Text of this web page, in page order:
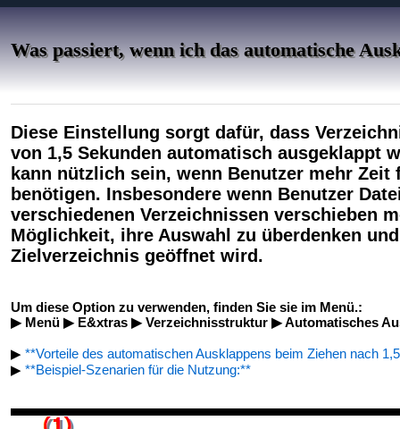
Was passiert, wenn ich das automatische
Diese Einstellung sorgt dafür, dass
von 1,5 Sekunden automatisch ausgeklappt
kann nützlich sein, wenn Benutzer mehr
benötigen. Insbesondere wenn Benutzer
verschiedenen Verzeichnissen verschieben
Möglichkeit, ihre Auswahl zu überdenken
Zielverzeichnis geöffnet wird.
Um diese Option zu verwenden, finden Sie sie im Menü.:
▶ Menü ▶ E&xtras ▶ Verzeichnisstruktur ▶ Automatisches
▶ **Vorteile des automatischen Ausklappens beim Ziehen nach
▶ **Beispiel-Szenarien für die Nutzung:**